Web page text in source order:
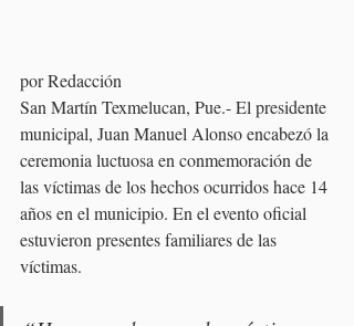
por Redacción
San Martín Texmelucan, Pue.- El presidente
municipal, Juan Manuel Alonso encabezó la
ceremonia luctuosa en conmemoración de
las víctimas de los hechos ocurridos hace 14
años en el municipio. En el evento oficial
estuvieron presentes familiares de las
víctimas.